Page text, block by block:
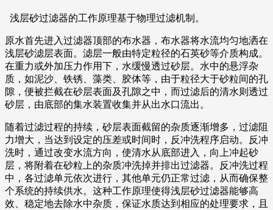
浅层砂过滤器的工作原理基于物理过滤机制。
原水首先进入过滤器顶部的布水器，布水器将水流均匀地洒在
浅层砂滤层表面。滤层一般由特定粒径的石英砂等介质构成。
在重力或外加压力作用下，水缓慢透过砂层。水中的悬浮杂
质，如泥沙、铁锈、藻类、胶体等，由于粒径大于砂粒间的孔
隙，便被拦截在砂层表面及孔隙之中，而过滤后的清水则透过
砂层，由底部的集水装置收集并从出水口流出。
随着过滤过程的持续，砂层表面截留的杂质逐渐增多，过滤阻
力增大，当达到设定的压差或时间时，反冲洗程序启动。反冲
洗时，通过改变水流方向，使清水从底部进入，向上冲起砂
层，将附着在砂粒上的杂质冲洗掉并排出过滤器。反冲洗过程
中，各过滤单元依次进行，其他单元仍正常过滤，从而确保整
个系统的持续供水。这种工作原理使得浅层砂过滤器能够高
效、稳定地去除水中杂质，保证水质达到相应的处理要求，且